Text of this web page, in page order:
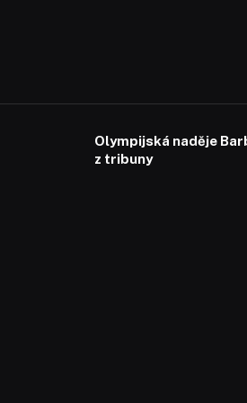
Olympijská naděje
z tribuny